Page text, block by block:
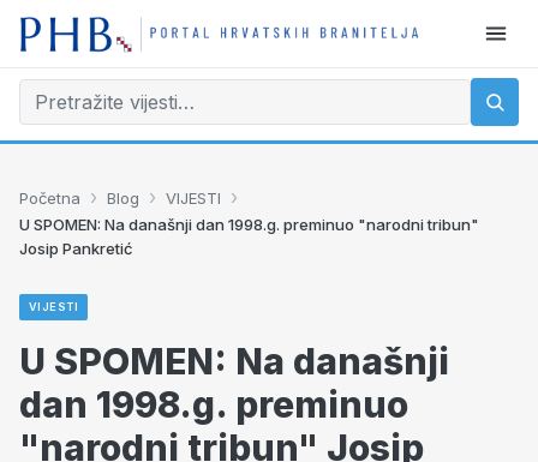
Početna › Blog › VIJESTI ›
U SPOMEN: Na današnji dan 1998.g. preminuo "narodni tribun"
Josip Pankretić
VIJESTI
U SPOMEN: Na današnji
dan 1998.g. preminuo
"narodni tribun" Josip